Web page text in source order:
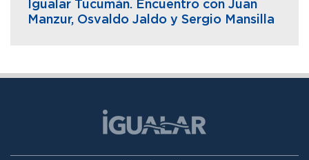
Igualar Tucumán. Encuentro con Juan
Manzur, Osvaldo Jaldo y Sergio Mansilla